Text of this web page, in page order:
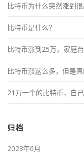
比特币为什么突然涨到很
比特币是什么？
比特币涨到25万，家庭
比特币涨这么多，但是真
21万一个的比特币，自己
归档
2023年6月